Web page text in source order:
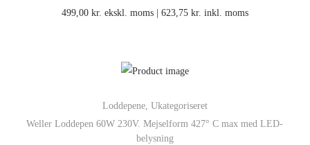
499,00 kr. ekskl. moms | 623,75 kr. inkl. moms
Loddepene, Ukategoriseret
Weller Loddepen 60W 230V. Mejselform 427° C max med LED-
belysning